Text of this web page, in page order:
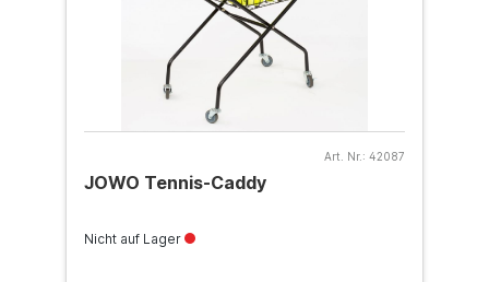
Art. Nr.: 42087
JOWO Tennis-Caddy
Nicht auf Lager